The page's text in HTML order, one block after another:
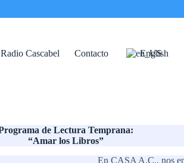
Radio Cascabel Contacto English
de Lectura Temprana:
“Amar los Libros”
En CASA A.C., nos